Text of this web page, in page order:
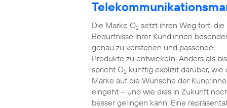
Die Marke O2setzt ihren Weg fort, die
Bedürfnisse ihrer Kund:innen
genau zu verstehen und passende
Produkte zu entwickeln. Anders als
spricht O2künftig explizit darüber, wie
Marke auf die Wünsche der
eingeht – und wie dies in Zukunft
besser gelingen kann. Eine